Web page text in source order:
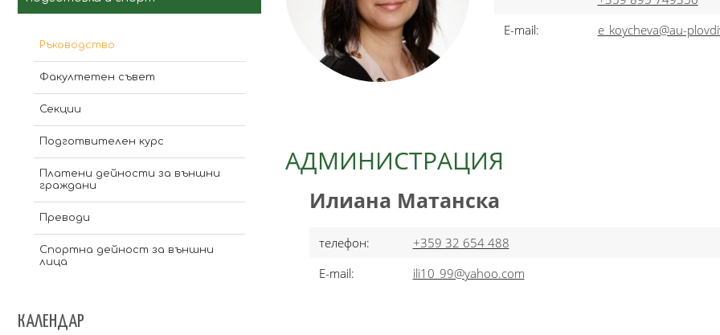
6.3 Животновъдство
6.1 Растениевъдство
Катедри
Специалности
4.4 Науки за земята
Ръководство
Професионални направления
3.8. Икономика
3.9. Туризъм
Катедри
Специалности
Ръководство
Факултетен съвет
Секции
Подготвителен курс
Платени дейности за външни
граждани
Преводи
Спортна дейност за външни
лица
КАЛЕНДАР
E-mail:
e_koycheva@au-
АДМИНИСТРАЦИЯ
Илиана Матанска
телефон:
+359 32 654 488
E-mail:
ili10_99@yahoo.com